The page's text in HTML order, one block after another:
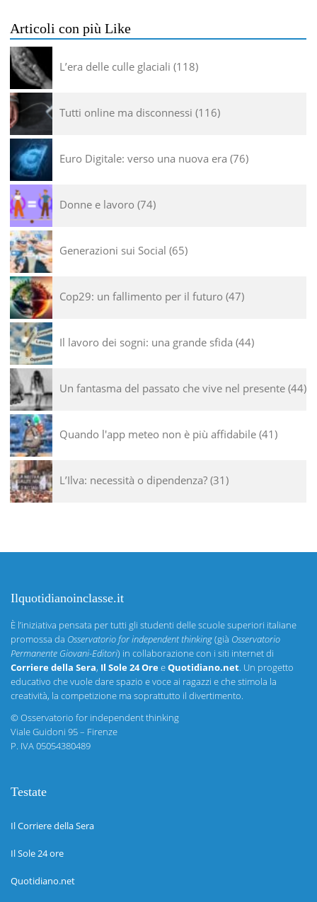
Articoli con più Like
L’era delle culle glaciali 118
Tutti online ma disconnessi 116
Euro Digitale: verso una nuova era 76
Donne e lavoro 74
Generazioni sui Social 65
Cop29: un fallimento per il futuro 47
Il lavoro dei sogni: una grande sfida 44
Un fantasma del passato che vive nel presente 44
Quando l'app meteo non è più affidabile 41
L’Ilva: necessità o dipendenza? 31
Ilquotidianoinclasse.it
È l’iniziativa pensata per tutti gli studenti delle scuole superiori italiane
promossa da Osservatorio for independent thinking(già Osservatorio
Permanente Giovani-Editori) in collaborazione con i siti internet di
Corriere della Sera, Il Sole 24 OreeQuotidiano.net. Un progetto
educativo che vuole dare spazio e voce ai ragazzi e che stimola la
creatività, la competizione ma soprattutto il divertimento.
©Osservatorio for independent thinking
Viale Guidoni 95 – Firenze
P. IVA 05054380489
Testate
Il Corriere della Sera
Il Sole 24 ore
Quotidiano.net